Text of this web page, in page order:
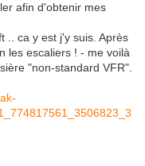
afin d'obtenir mes
.. ca y est j'y suis. Après
les escaliers ! - me voilà
"non-standard VFR".